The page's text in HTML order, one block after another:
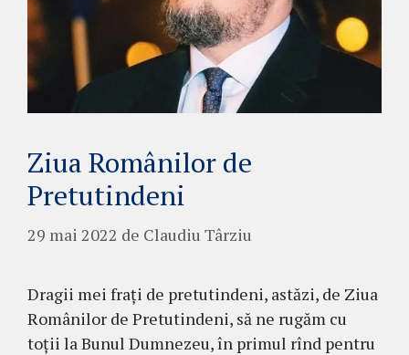
Ziua Românilor de
Pretutindeni
29 mai 2022 de Claudiu Târziu
Dragii mei frați de pretutindeni, astăzi, de Ziua
Românilor de Pretutindeni, să ne rugăm cu
toții la Bunul Dumnezeu, în primul rînd pentru